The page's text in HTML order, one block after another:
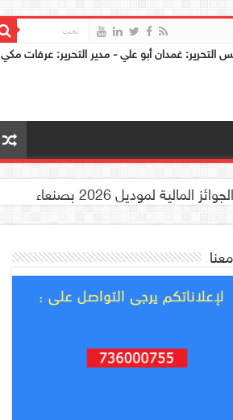
التحرير: غمدان أبو علي - مدير التحرير: عرفات مكي